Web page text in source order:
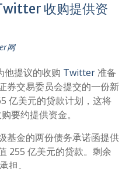
收购提供资
网
他提议的收购 Twitter准备
券交易委员会提交的一份新
亿美元的贷款计划，这将
要约提供资金。
基金的两份债务承诺函提供
255 亿美元的贷款。剩余
担。